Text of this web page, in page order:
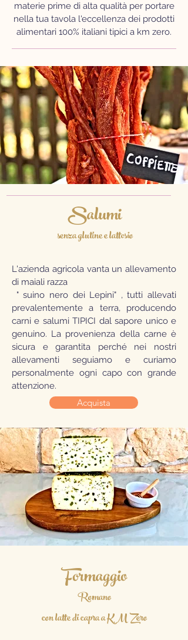
materie prime di alta qualità per portare
nella tua tavola l'eccellenza dei prodotti
alimentari 100% italiani tipici a km zero.
Salumi
senza glutine e lattosio
L'azienda agricola vanta un allevamento
di maiali razza
" suino nero dei Lepini" , tutti allevati
prevalentemente a terra, producendo
carni e salumi TIPICI dal sapore unico e
genuino. La provenienza della carne è
sicura e garantita perché nei nostri
allevamenti seguiamo e curiamo
personalmente ogni capo con grande
attenzione.
Acquista
Formaggio
Romano
con latte di capra a KM Zero